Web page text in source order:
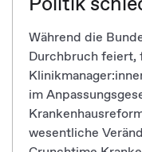
Während die
Durchbruch feiert,
im
wesentliche